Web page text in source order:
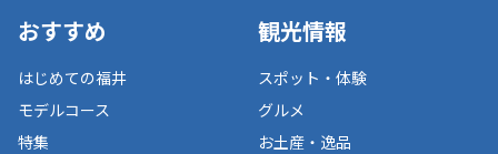
おすすめ
はじめての福井
モデルコース
特集
観光情報
スポット・体験
グルメ
お土産・逸品